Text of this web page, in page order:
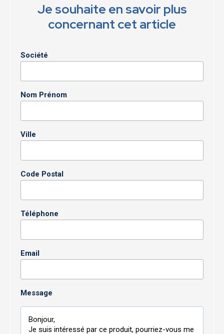
Je souhaite en savoir plus
concernant cet article
Société
Nom Prénom
Ville
Code Postal
Téléphone
Email
Message